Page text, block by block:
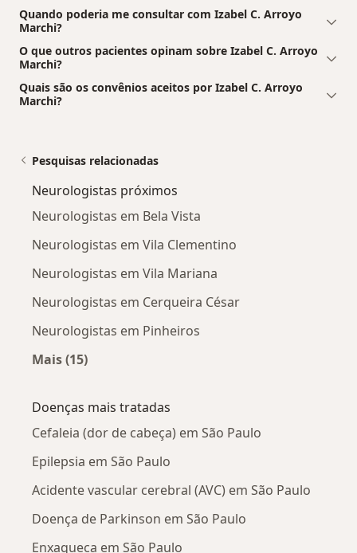
Quando poderia me consultar com Izabel C. Arroyo
Marchi?
O que outros pacientes opinam sobre Izabel C. Arroyo
Marchi?
Quais são os convênios aceitos por Izabel C. Arroyo
Marchi?
Pesquisas relacionadas
Neurologistas próximos
Neurologistas em Bela Vista
Neurologistas em Vila Clementino
Neurologistas em Vila Mariana
Neurologistas em Cerqueira César
Neurologistas em Pinheiros
Mais (15)
Doenças mais tratadas
Cefaleia (dor de cabeça) em São Paulo
Epilepsia em São Paulo
Acidente vascular cerebral (AVC) em São Paulo
Doença de Parkinson em São Paulo
Enxaqueca em São Paulo